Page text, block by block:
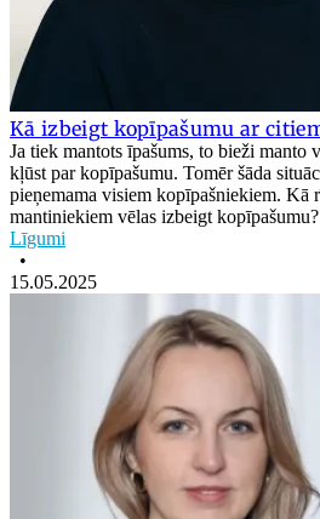
Kā izbeigt kopīpašumu ar
Ja tiek mantots īpašums, to bieži manto
kļūst par kopīpašumu. Tomēr šāda
pieņemama visiem kopīpašniekiem. Kā
mantiniekiem vēlas izbeigt kopīpašumu?
Līgumi
•
15.05.2025